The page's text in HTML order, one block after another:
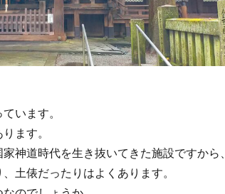
います。
ます。
神道時代を生き抜いてきた施設ですから、
土俵だったりはよくあります。